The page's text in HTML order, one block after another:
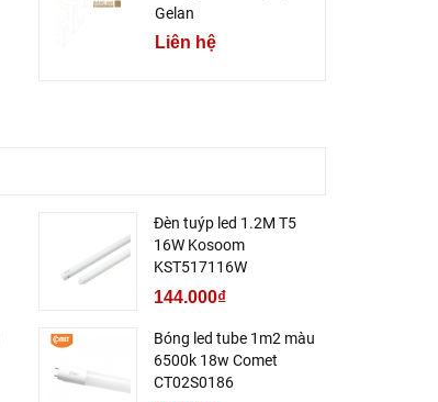
Gelan
Liên hệ
Đèn tuýp led 1.2M T5
16W Kosoom
KST517116W
144.000₫
Bóng led tube 1m2 màu
6500k 18w Comet
CT02S0186